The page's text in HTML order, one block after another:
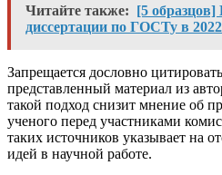
Читайте также: [5 образцов]
диссертации по ГОСТу в 2022
Запрещается дословно
представленный материал из
такой подход снизит мнение об
ученого перед участниками
таких источников указывает на
идей в научной работе.